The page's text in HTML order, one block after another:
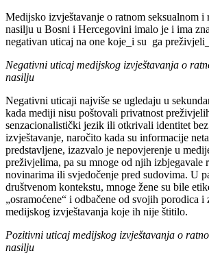
Medijsko izvještavanje o ratnom seksualnom i
nasilju u Bosni i Hercegovini imalo je i ima
negativan uticaj na one koje_i su ga
Negativni uticaj medijskog izvještavanja o
nasilju
Negativni uticaji najviše se ugledaju u
kada mediji nisu poštovali privatnost
senzacionalistički jezik ili otkrivali identitet
izvještavanje, naročito kada su informacije
predstavljene, izazvalo je nepovjerenje u
preživjelima, pa su mnoge od njih izbjegavale
novinarima ili svjedočenje pred sudovima. U
društvenom kontekstu, mnoge žene su bile
„osramoćene“ i odbačene od svojih porodica i
medijskog izvještavanja koje ih nije štitilo.
Pozitivni uticaj medijskog izvještavanja o
nasilju